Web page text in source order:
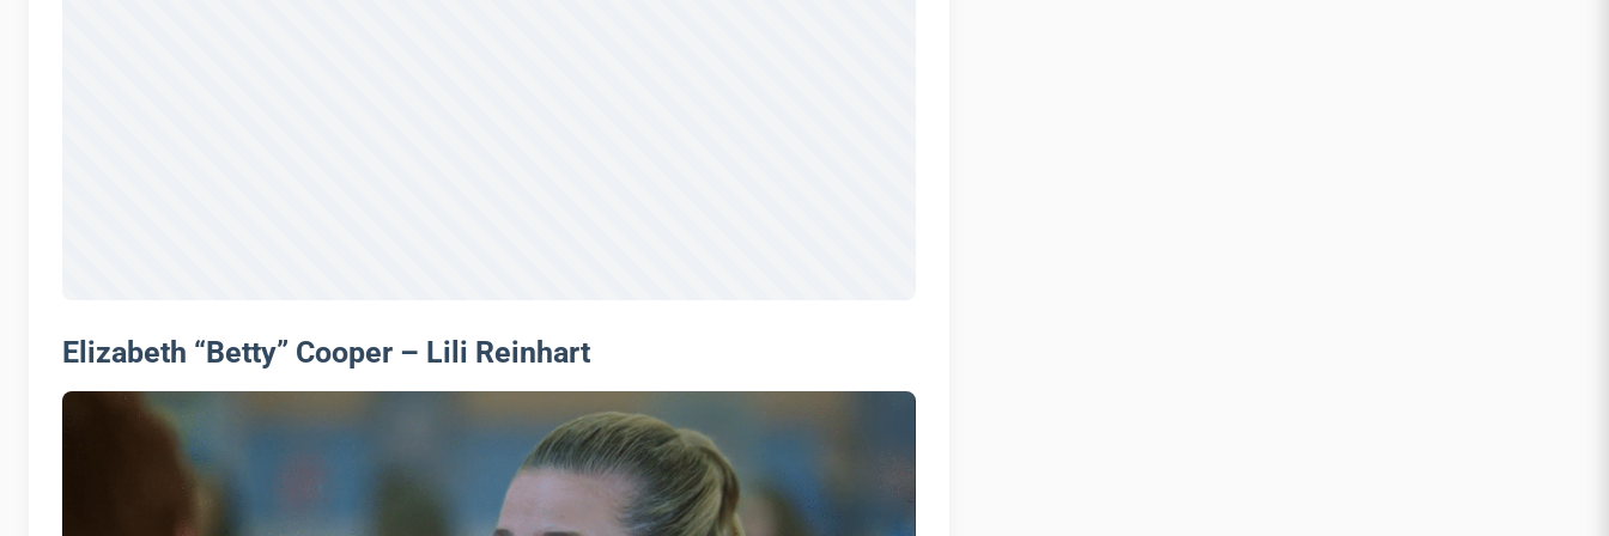
Elizabeth “Betty” Cooper – Lili Reinhart